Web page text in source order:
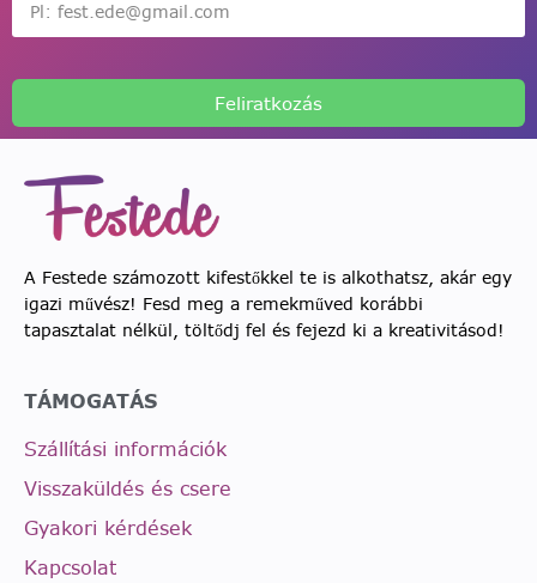
Feliratkozás
A Festede számozott kifestőkkel te is alkothatsz, akár egy
igazi művész! Fesd meg a remekműved korábbi
tapasztalat nélkül, töltődj fel és fejezd ki a kreativitásod!
TÁMOGATÁS
Szállítási információk
Visszaküldés és csere
Gyakori kérdések
Kapcsolat